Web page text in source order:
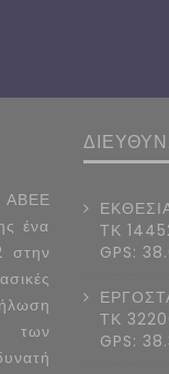
ένα
στην
των
ΤΚ
GPS:
ΤΚ
GPS: